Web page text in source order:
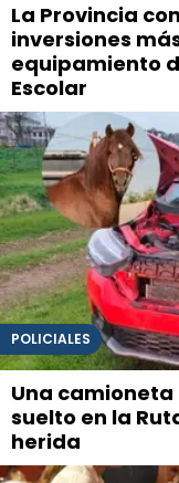
La Provincia
inversiones
equipamiento
Escolar
POLICIALES
Una
suelto en la
herida